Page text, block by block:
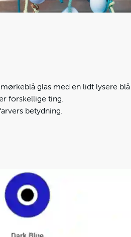
glas med en lidt lysere
forskellige ting.
betydning.